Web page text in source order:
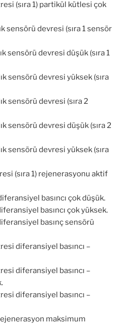
(sıra 1) partikül kütlesi çok
sensörü devresi (sıra 1 sensör
sensörü devresi düşük (sıra 1
sensörü devresi yüksek (sıra
sensörü devresi (sıra 2
sensörü devresi düşük (sıra 2
sensörü devresi yüksek (sıra
(sıra 1) rejenerasyonu aktif
basıncı çok düşük.
basıncı çok yüksek.
basınç sensörü
diferansiyel basıncı –
diferansiyel basıncı –
diferansiyel basıncı –
maksimum